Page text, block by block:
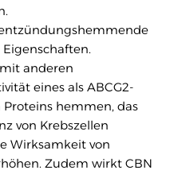
anderen
eines als ABCG2-
hemmen, das
von Krebszellen
Wirksamkeit von
Zudem wirkt CBN